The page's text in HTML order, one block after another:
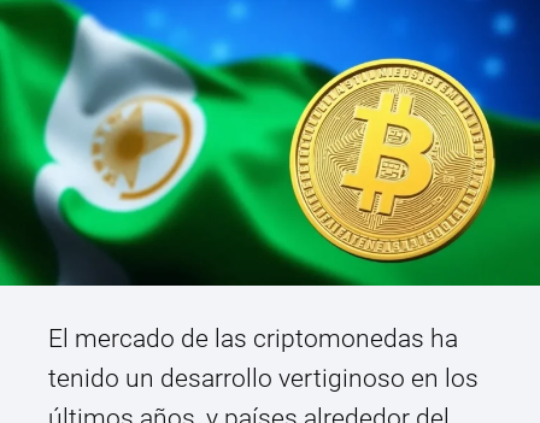
El mercado de las criptomonedas ha
tenido un desarrollo vertiginoso en los